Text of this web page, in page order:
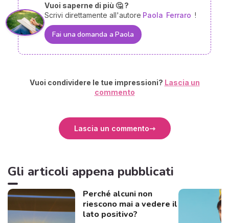
Vuoi saperne di più 🤔 ?
Scrivi direttamente all'autore Paola Ferraro !
Fai una domanda a Paola
Vuoi condividere le tue impressioni? Lascia un
commento
Lascia un commento
Gli articoli appena pubblicati
Perché alcuni non
riescono mai a vedere il
lato positivo?